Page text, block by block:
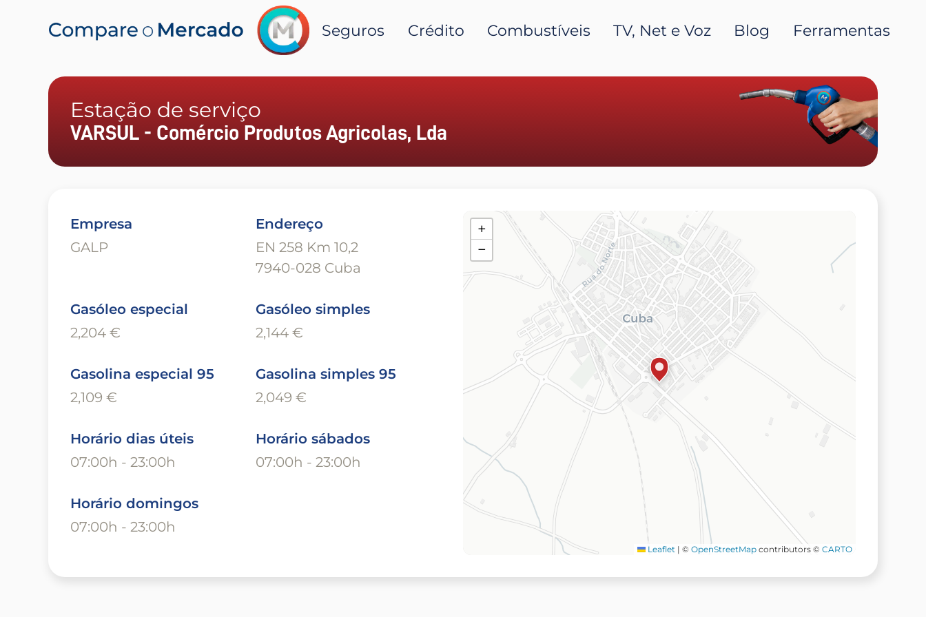
Seguros Crédito Combustíveis TV, Net e Voz Blog Ferramentas
Estação de serviço
VARSUL - Comércio Produtos Agricolas, Lda
Empresa
GALP
Endereço
EN 258 Km 10,2
7940-028 Cuba
Gasóleo especial
2,204 €
Gasóleo simples
2,144 €
Gasolina especial 95
2,109 €
Gasolina simples 95
2,049 €
Horário dias úteis
07:00h - 23:00h
Horário sábados
07:00h - 23:00h
Horário domingos
07:00h - 23:00h
+
−
Leaflet | © OpenStreetMap contributors © CARTO